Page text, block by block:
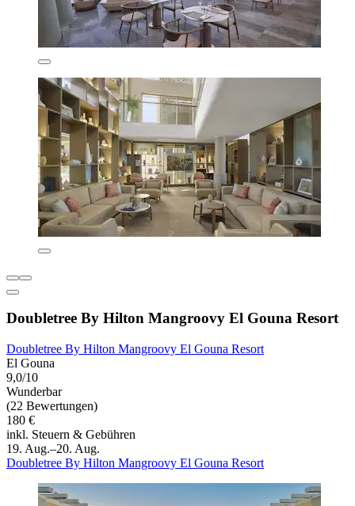
Doubletree By Hilton Mangroovy El Gouna Resort
Doubletree By Hilton Mangroovy El Gouna Resort
El Gouna
9,0/10
Wunderbar
(22 Bewertungen)
180 €
inkl. Steuern & Gebühren
19. Aug.–20. Aug.
Doubletree By Hilton Mangroovy El Gouna Resort